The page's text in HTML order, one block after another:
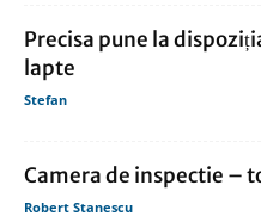
Precisa pune la
lapte
Stefan
Camera de inspectie –
Robert Stanescu